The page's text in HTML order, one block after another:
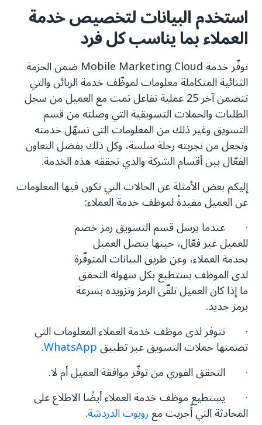
استخدم البيانات لتخصيص خدمة
العملاء بما يناسب كل فرد
توفّر خدمة Mobile Marketing Cloud ضمن الحزمة
الثنائية المتكاملة معلومات لموظّف خدمة الزبائن والتي
تتضمن آخر 25 عملية تفاعل تمت مع العميل من سجل
الطلبات والحملات التسويقية التي وصلته من قسم
التسويق وغير ذلك من المعلومات التي تسهّل خدمته
وتجعل من تجربته رحلة سلسة، وكل ذلك بفضل التعاون
الفعّال بين أقسام الشركة والذي تحققه هذه الخدمة.
إليكم بعض الأمثلة عن الحالات التي تكون فيها المعلومات
عن العميل مفيدةً لموظف خدمة العملاء:
· عندما يرسل قسم التسويق رمز خصم
للعميل غير فعّال، حينها يتصل العميل
بخدمة العملاء، وعن طريق البيانات المتوفّرة
لدى الموظف يستطيع بكل سهولة التحقق
ما إذا كان العميل تلقّى الرمز وتزويده بسرعة
برمز جديد.
· تتوفر لدى موظف خدمة العملاء المعلومات التي
تضمنها حملات التسويق عبر تطبيقWhatsApp
.
· التحقق الفوري من توفّر موافقة العميل أم لا.
· يستطيع موظف خدمة العملاء أيضًا الاطلاع على
المحادثة التي أًجريت معروبوت الدردشة.